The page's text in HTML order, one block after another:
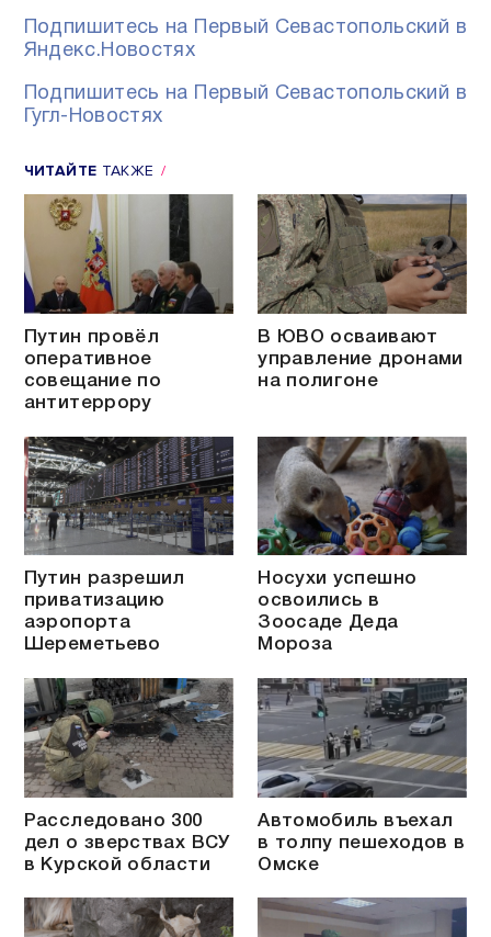
Подпишитесь на Первый Севастопольский в
Яндекс.Новостях
Подпишитесь на Первый Севастопольский в
Гугл-Новостях
ЧИТАЙТЕ ТАКЖЕ
Путин провёл
оперативное
совещание по
антитеррору
В ЮВО осваивают
управление дронами
на полигоне
Путин разрешил
приватизацию
аэропорта
Шереметьево
Носухи успешно
освоились в
Зоосаде Деда
Мороза
Расследовано 300
дел о зверствах ВСУ
в Курской области
Автомобиль въехал
в толпу пешеходов в
Омске